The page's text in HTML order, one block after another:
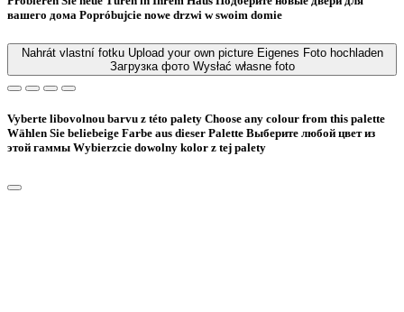
вашего дома Popróbujcie nowe drzwi w swoim domie
Nahrát vlastní fotku Upload your own picture Eigenes Foto hochladen
Загрузка фото Wysłać własne foto
Vyberte libovolnou barvu z této palety Choose any colour from this palette
Wählen Sie beliebeige Farbe aus dieser Palette Bыберите любой цвет из
этой гаммы Wybierzcie dowolny kolor z tej palety